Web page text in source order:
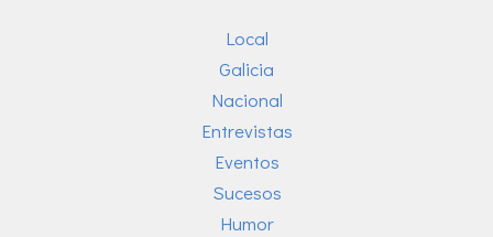
Local
Galicia
Nacional
Entrevistas
Eventos
Sucesos
Humor